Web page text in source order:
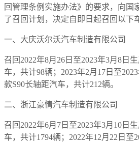
回管理条例实施办法》的要求，向国
了召回计划，决定自即日起召回以下
一、大庆沃尔沃汽车制造有限公司
召回2022年8月26日至2023年3月8日
车，共计98辆；2023年2月17日至
款S90长轴距汽车，共计212辆。
二、浙江豪情汽车制造有限公司
召回2022年6月7日至2023年3月10日
车，共计1794辆；2022年12月22日至